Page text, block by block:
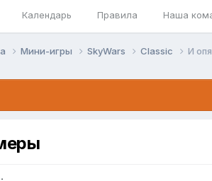
Календарь Правила Наша
Мини-игры SkyWars Classic И